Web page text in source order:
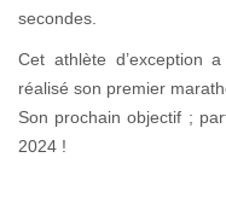
secondes.
Cet athlète d’exception
réalisé son premier
Son prochain objectif ;
2024 !